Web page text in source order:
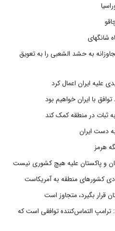
شانگهای
به حشد الشعبی را به تعویق
علیه ایران اعمال کرد
با ایران خواهیم بود
ثبات در منطقه کمک کند
هرمز
و پاکستان علیه هیچ کشوری نیست
کشورهای منطقه به آمریکاست
قرار بگیرد، متجاوز است
ترامپ التماس‌کننده توافقی است که